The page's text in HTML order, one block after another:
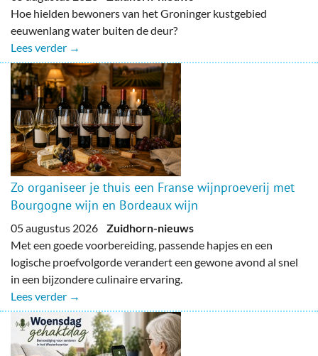
Hoe hielden bewoners van het Groninger kustgebied
eeuwenlang water buiten de deur?
Lees verder →
Zo organiseer je thuis een Franse wijnproeverij met
Bourgogne wijn en Bordeaux wijn
05 augustus 2026 Zuidhorn-nieuws
Met een goede voorbereiding, passende hapjes en een
logische proefvolgorde verandert een gewone avond al snel
in een bijzondere culinaire ervaring.
Lees verder →